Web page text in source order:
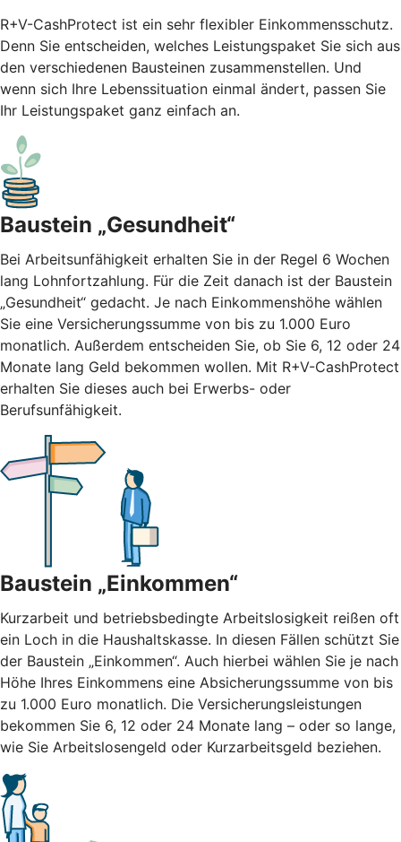
R+V-CashProtect ist ein sehr flexibler Einkommensschutz.
Denn Sie entscheiden, welches Leistungspaket Sie sich aus
den verschiedenen Bausteinen zusammenstellen. Und
wenn sich Ihre Lebenssituation einmal ändert, passen Sie
Ihr Leistungspaket ganz einfach an.
Baustein „Gesundheit“
Bei Arbeitsunfähigkeit erhalten Sie in der Regel 6 Wochen
lang Lohnfortzahlung. Für die Zeit danach ist der Baustein
„Gesundheit“ gedacht. Je nach Einkommenshöhe wählen
Sie eine Versicherungssumme von bis zu 1.000 Euro
monatlich. Außerdem entscheiden Sie, ob Sie 6, 12 oder 24
Monate lang Geld bekommen wollen. Mit R+V-CashProtect
erhalten Sie dieses auch bei Erwerbs- oder
Berufsunfähigkeit.
Baustein „Einkommen“
Kurzarbeit und betriebsbedingte Arbeitslosigkeit reißen oft
ein Loch in die Haushaltskasse. In diesen Fällen schützt Sie
der Baustein „Einkommen“. Auch hierbei wählen Sie je nach
Höhe Ihres Einkommens eine Absicherungssumme von bis
zu 1.000 Euro monatlich. Die Versicherungsleistungen
bekommen Sie 6, 12 oder 24 Monate lang – oder so lange,
wie Sie Arbeitslosengeld oder Kurzarbeitsgeld beziehen.